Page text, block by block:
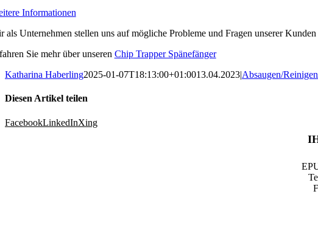
Informationen
als Unternehmen stellen uns auf mögliche Probleme und Fragen unserer
Sie mehr über unseren Chip Trapper Spänefänger
Katharina Haberling2025-01-07T18:13:00+01:0013.04.2023|Absaugen/
Diesen Artikel teilen
FacebookLinkedInXing